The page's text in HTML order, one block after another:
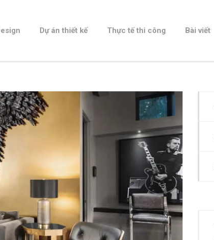
Dự án thiết kế Thực tế thi công Bài viết